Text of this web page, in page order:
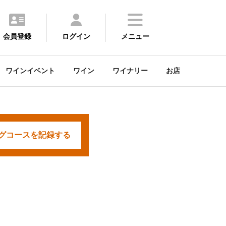
会員登録 ログイン メニュー
ワインイベント ワイン ワイナリー お店
コースを記録する